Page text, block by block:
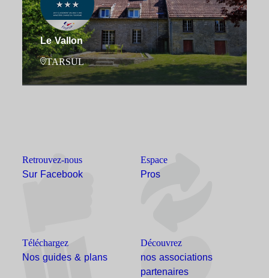
Le Vallon
TARSUL
Retrouvez-nous
Sur Facebook
Espace
Pros
Téléchargez
Nos guides & plans
Découvrez
nos associations
partenaires